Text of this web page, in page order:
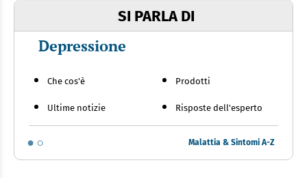
SI PARLA DI
Depressione
Che cos'è
Ultime notizie
Prodotti
Risposte dell'esperto
Malattia & Sintomi A-Z